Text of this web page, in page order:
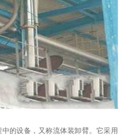
的设备，又称流体装卸臂。它采用